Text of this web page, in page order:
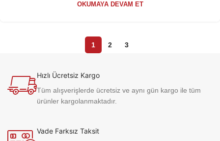
OKUMAYA DEVAM ET
1 2 3
Hızlı Ücretsiz Kargo
Tüm alışverişlerde ücretsiz ve aynı gün kargo ile tüm
ürünler kargolanmaktadır.
Vade Farksız Taksit